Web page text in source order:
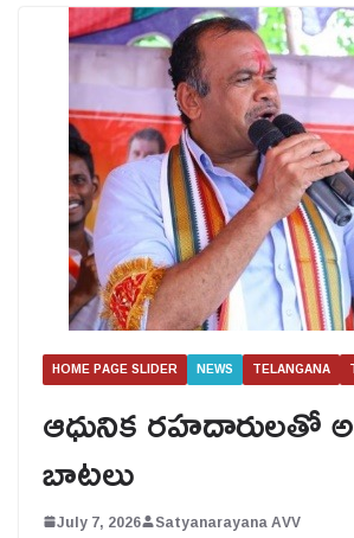
HOME PAGE SLIDER NEWS TELANGANA
ఆధునిక రహదారులతో
బాటలు
July 7, 2026 Satyanarayana AVV